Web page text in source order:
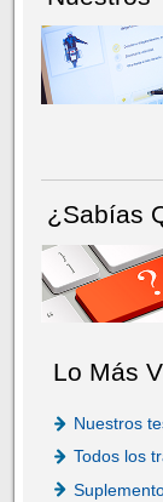
¿Sabías
Lo Más
Nuestros
Todos los